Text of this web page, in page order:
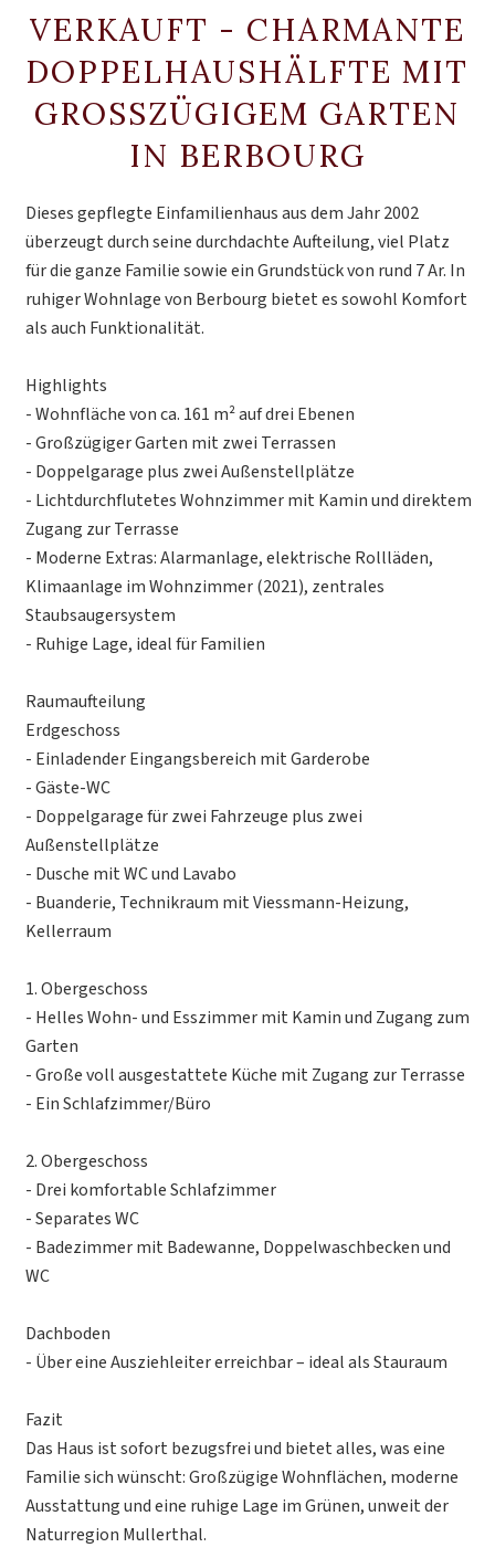
VERKAUFT - CHARMANTE
DOPPELHAUSHÄLFTE MIT
GROSSZÜGIGEM GARTEN I
N BERBOURG
Dieses gepflegte Einfamilienhaus aus dem Jahr 2002
überzeugt durch seine durchdachte Aufteilung, viel Platz
für die ganze Familie sowie ein Grundstück von rund 7 Ar. In
ruhiger Wohnlage von Berbourg bietet es sowohl Komfort
als auch Funktionalität.
Highlights
- Wohnfläche von ca. 161 m² auf drei Ebenen
- Großzügiger Garten mit zwei Terrassen
- Doppelgarage plus zwei Außenstellplätze
- Lichtdurchflutetes Wohnzimmer mit Kamin und direktem
Zugang zur Terrasse
- Moderne Extras: Alarmanlage, elektrische Rollläden,
Klimaanlage im Wohnzimmer (2021), zentrales
Staubsaugersystem
- Ruhige Lage, ideal für Familien
Raumaufteilung
Erdgeschoss
- Einladender Eingangsbereich mit Garderobe
- Gäste-WC
- Doppelgarage für zwei Fahrzeuge plus zwei
Außenstellplätze
- Dusche mit WC und Lavabo
- Buanderie, Technikraum mit Viessmann-Heizung,
Kellerraum
1. Obergeschoss
- Helles Wohn- und Esszimmer mit Kamin und Zugang zum
Garten
- Große voll ausgestattete Küche mit Zugang zur Terrasse
- Ein Schlafzimmer/Büro
2. Obergeschoss
- Drei komfortable Schlafzimmer
- Separates WC
- Badezimmer mit Badewanne, Doppelwaschbecken und
WC
Dachboden
- Über eine Ausziehleiter erreichbar – ideal als Stauraum
Fazit
Das Haus ist sofort bezugsfrei und bietet alles, was eine
Familie sich wünscht: Großzügige Wohnflächen, moderne
Ausstattung und eine ruhige Lage im Grünen, unweit der
Naturregion Mullerthal.